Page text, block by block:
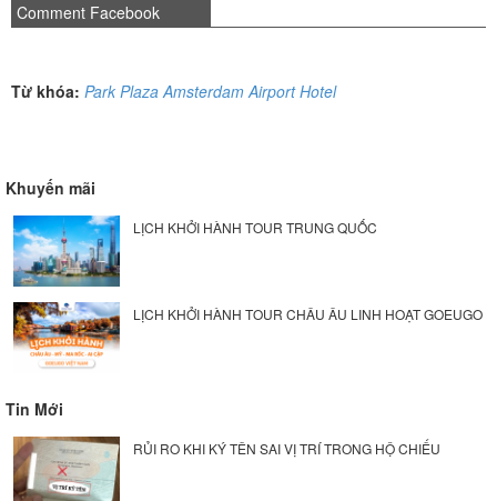
Comment Facebook
Từ khóa: Park Plaza Amsterdam Airport Hotel
Khuyến mãi
LỊCH KHỞI HÀNH TOUR TRUNG QUỐC
LỊCH KHỞI HÀNH TOUR CHÂU ÂU LINH HOẠT GOEUGO
Tin Mới
RỦI RO KHI KÝ TÊN SAI VỊ TRÍ TRONG HỘ CHIẾU